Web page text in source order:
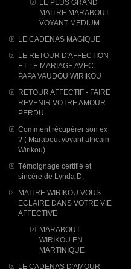
LE PLUS GRAND
MAITRE MARABOUT
VOYANT MEDIUM
LE CADENAS MAGIQUE
LE RETOUR D'AFFECTION
ET LE MARIAGE AVEC
PAPA VAUDOU WIRIKOU
RETOUR AFFECTIF - FAIRE
REVENIR VOTRE AMOUR
PERDU
Comment récupérer son ex
? ( Marabout voyant africain
Wirikou)
Témoignage certifié et
sincère de Lynda D.
MAITRE WIRIKOU VOUS
ECLAIRE DANS VOTRE VIE
AFFECTIVE
MARABOUT
WIRIKOU ​EN
MARTINIQUE
LE CADENAS D'AMOUR